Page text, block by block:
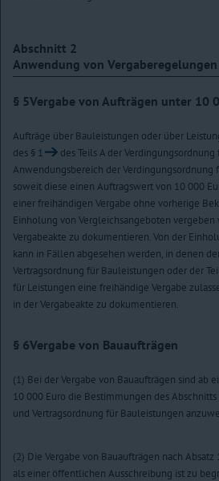
Abschnitt 2
Anwendung von Vergaberegelungen
§ 5Vergabe von Aufträgen unter 10
Aufträge über Bauleistungen oder über
des § 1
des Teils A der
Anwendungsbereich der Verdingungsordnung
soweit diese einen Auftragswert von 10 000
einer freihändigen Vergabe ohne vorherige
Einholung von Vergleichsangeboten vergeben
Vergabeakte zu dokumentieren. Von der
kann in Fällen abgesehen werden, in denen
Vertragsordnung für Bauleistungen oder der
für Leistungen eine freihändige Vergabe
in der Vergabeakte zu dokumentieren.
§ 6Vergabe von Bauaufträgen
(1) Bei der Vergabe von Bauaufträgen sind ab
10 000 Euro die Bestimmungen des Abschnitts
und Vertragsordnung für Bauleistungen
(2) Die Vergabe von Bauaufträgen nach
als einer öffentlichen Ausschreibung ist zu